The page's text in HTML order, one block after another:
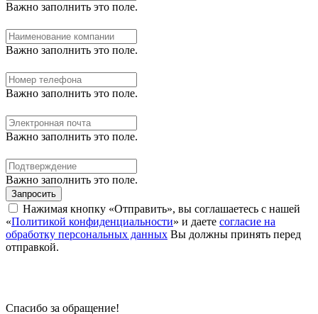
Важно заполнить это поле.
Важно заполнить это поле.
Важно заполнить это поле.
Важно заполнить это поле.
Важно заполнить это поле.
Запросить
Нажимая кнопку «Отправить», вы соглашаетесь с нашей
«Политикой конфиденциальности» и даете согласие на
обработку персональных данных Вы должны принять перед
отправкой.
Спасибо за обращение!